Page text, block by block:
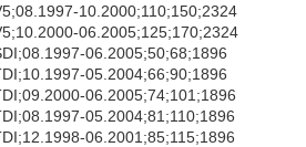
10.2000;110;150;2324
06.2005;125;170;2324
06.2005;50;68;1896
05.2004;66;90;1896
06.2005;74;101;1896
05.2004;81;110;1896
06.2001;85;115;1896